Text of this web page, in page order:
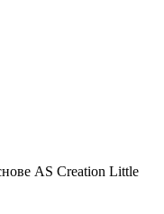
AS Creation Little